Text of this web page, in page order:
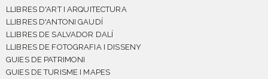
LLIBRES D'ART I ARQUITECTURA
LLIBRES D'ANTONI GAUDÍ
LLIBRES DE SALVADOR DALÍ
LLIBRES DE FOTOGRAFIA I DISSENY
GUIES DE PATRIMONI
GUIES DE TURISME I MAPES